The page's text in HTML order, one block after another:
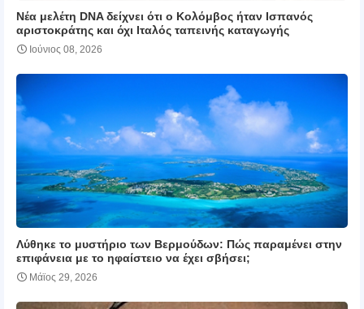
Νέα μελέτη DNA δείχνει ότι ο Κολόμβος ήταν Ισπανός
αριστοκράτης και όχι Ιταλός ταπεινής καταγωγής
Ιούνιος 08, 2026
Λύθηκε το μυστήριο των Βερμούδων: Πώς παραμένει στην
επιφάνεια με το ηφαίστειο να έχει σβήσει;
Μάϊος 29, 2026